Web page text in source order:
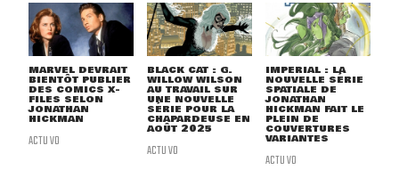
MARVEL DEVRAIT
BIENTÔT PUBLIER
DES COMICS X-
FILES SELON
JONATHAN
HICKMAN
ACTU VO
BLACK CAT : G.
WILLOW WILSON
AU TRAVAIL SUR
UNE NOUVELLE
SÉRIE POUR LA
CHAPARDEUSE EN
AOÛT 2025
ACTU VO
IMPERIAL : LA
NOUVELLE SÉRIE
SPATIALE DE
JONATHAN
HICKMAN FAIT LE
PLEIN DE
COUVERTURES
VARIANTES
ACTU VO